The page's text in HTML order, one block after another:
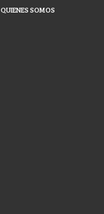
QUIENES SOMOS